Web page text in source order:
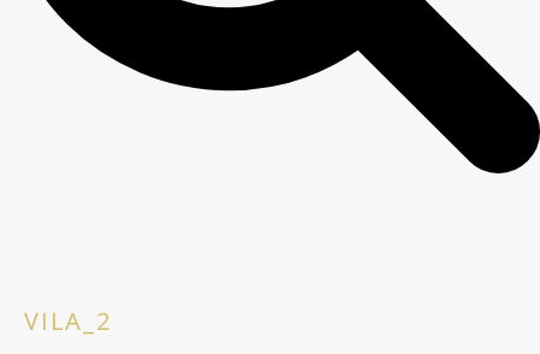
VILA_2